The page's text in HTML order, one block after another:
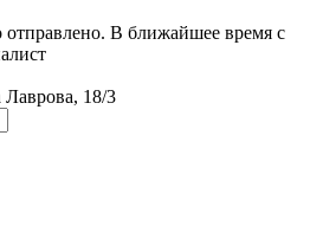
В ближайшее время с
18/3